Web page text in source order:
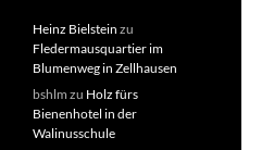
Heinz Bielstein zu
Fledermausquartier im
Blumenweg in Zellhausen
bshlm zu Holz fürs
Bienenhotel in der
Walinusschule